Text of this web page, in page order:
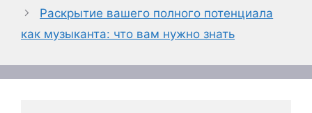
Раскрытие вашего полного потенциала
как музыканта: что вам нужно знать